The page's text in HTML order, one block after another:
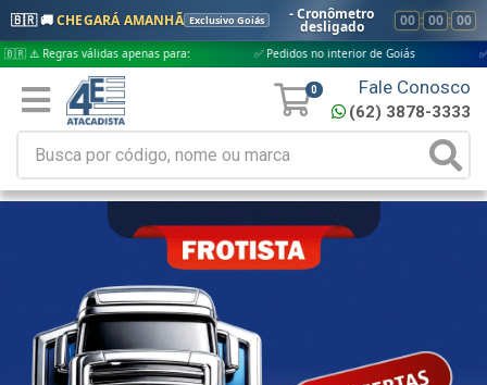
🇧🇷 🚚CHEGARÁ AMANHÃ Exclusivo Goiás - Cronômetro
desligado 00 : 00 : 00
apenas para: ✅ Pedidos no interior de Goiás ✅ Pedidos
0 Fale Conosco
(62) 3878-3333